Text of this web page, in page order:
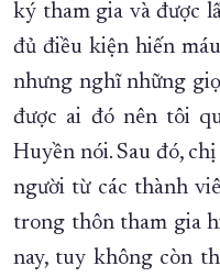
ký tham gia và được
đủ điều kiện hiến
nhưng nghĩ những
được ai đó nên tôi
Huyền nói. Sau đó,
người từ các thành
trong thôn tham gia
nay, tuy không còn